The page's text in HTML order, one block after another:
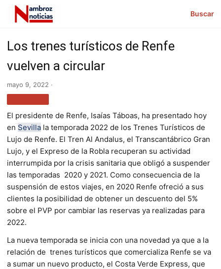
Buscar
Los trenes turísticos de Renfe
vuelven a circular
mayo 9, 2022 ·
El presidente de Renfe, Isaías Táboas, ha presentado hoy
en Sevilla la temporada 2022 de los Trenes Turísticos de
Lujo de Renfe. El Tren Al Andalus, el Transcantábrico Gran
Lujo, y el Expreso de la Robla recuperan su actividad
interrumpida por la crisis sanitaria que obligó a suspender
las temporadas 2020 y 2021. Como consecuencia de la
suspensión de estos viajes, en 2020 Renfe ofreció a sus
clientes la posibilidad de obtener un descuento del 5%
sobre el PVP por cambiar las reservas ya realizadas para
2022.
La nueva temporada se inicia con una novedad ya que a la
relación de trenes turísticos que comercializa Renfe se va
a sumar un nuevo producto, el Costa Verde Express, que